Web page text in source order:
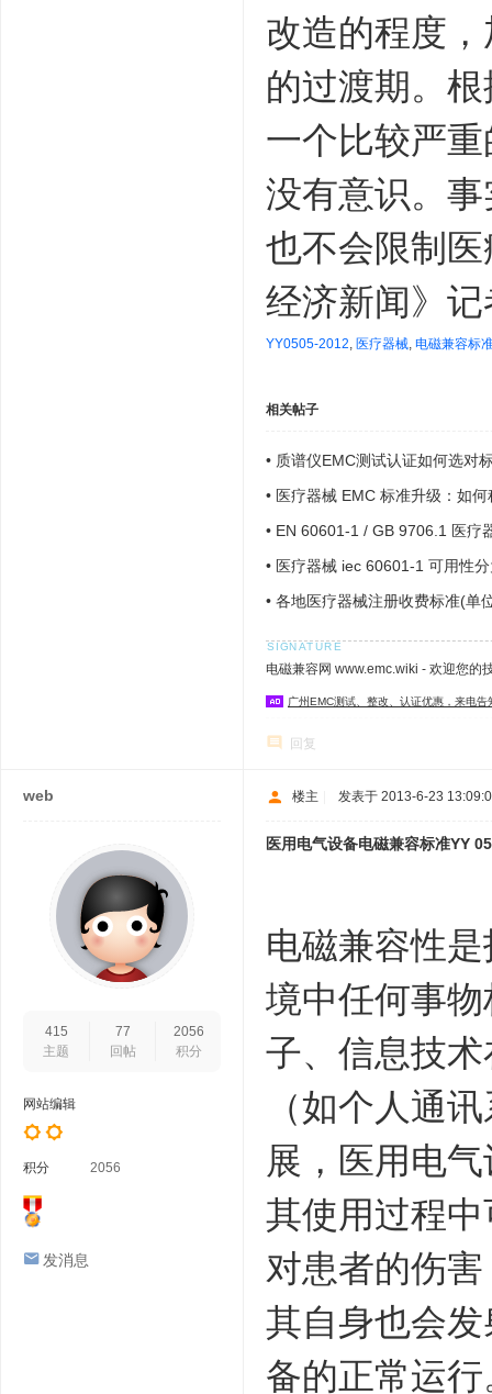
改造的程度
的过渡期。
一个比较严
没有意识。
也不会限制
经济新闻》
YY0505-2012, 医疗器械, 电磁兼容标
相关帖子
• 质谱仪EMC测试认证如何选对
• 医疗器械 EMC 标准升级：如
• EN 60601-1 / GB 9706.1 医疗
• 医疗器械 iec 60601-1 可用性
其他的类型
• 各地医疗器械注册收费标准(单
电磁兼容网 www.emc.wiki - 欢迎您的
广州EMC测试、整改、认证优惠，来电
回复
web
415
主题
77
回帖
2056
积分
网站编辑
积分 2056
发消息
楼主 发表于 2013-6-23
医用电气设备电磁兼容标准YY
电磁兼容性
境中任何事
子、信息技
（如个人通
展，医用电
其使用过程
对患者的伤
其自身也会
备的正常运